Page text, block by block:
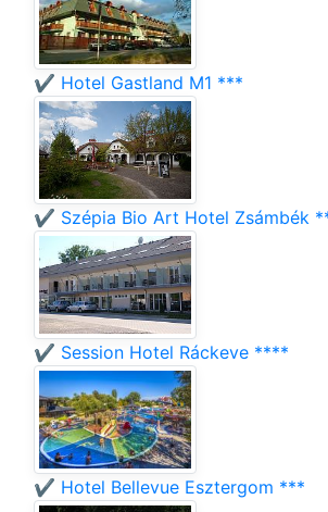
✔️ Hotel Gastland M1 ***
✔️ Szépia Bio Art Hotel Zsámbék
✔️ Session Hotel Ráckeve ****
✔️ Hotel Bellevue Esztergom ***